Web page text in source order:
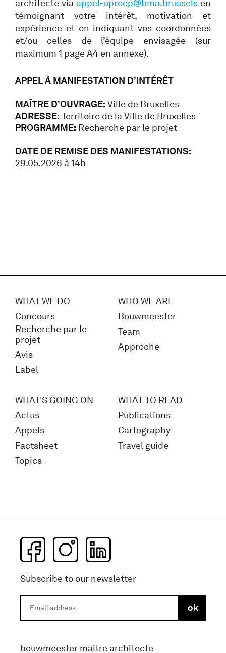
architecte via appel-oproep@bma.brussels en
témoignant votre intérêt, motivation et
expérience et en indiquant vos coordonnées
et/ou celles de l’équipe envisagée (sur
maximum 1 page A4 en annexe).
APPEL À MANIFESTATION D’INTÉRÊT
MAÎTRE D’OUVRAGE: Ville de Bruxelles
ADRESSE: Territoire de la Ville de Bruxelles
PROGRAMME: Recherche par le projet
DATE DE REMISE DES MANIFESTATIONS:
29.05.2026 à 14h
WHAT WE DO
Concours
Recherche par le
projet
Avis
Label
WHO WE ARE
Bouwmeester
Team
Approche
WHAT'S GOING ON
Actus
Appels
Factsheet
Topics
WHAT TO READ
Publications
Cartography
Travel guide
Subscribe to our newsletter
bouwmeester maitre architecte